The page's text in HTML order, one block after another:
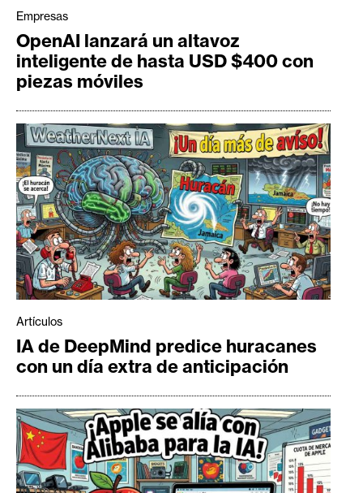
Empresas
OpenAI lanzará un altavoz
inteligente de hasta USD $400 con
piezas móviles
Artículos
IA de DeepMind predice huracanes
con un día extra de anticipación